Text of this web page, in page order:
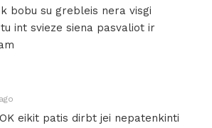
bobu su grebleis nera visgi
int svieze siena pasvaliot ir
eikit patis dirbt jei nepatenkinti